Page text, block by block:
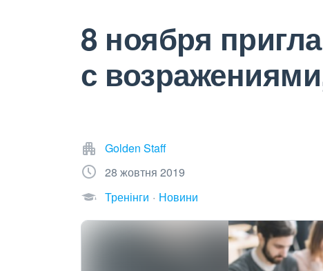
8 ноября
с
Golden Staff
28 жовтня 2019
Тренінги
Новини